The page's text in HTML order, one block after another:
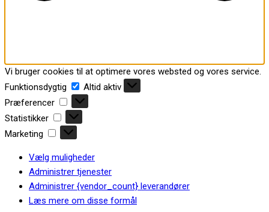
Vi bruger cookies til at optimere vores websted og vores service.
Funktionsdygtig
Funktionsdygtig
Altid aktiv
Præferencer
Præferencer
Statistikker
Statistikker
Marketing
Marketing
Vælg muligheder
Administrer tjenester
Administrer {vendor_count} leverandører
Læs mere om disse formål